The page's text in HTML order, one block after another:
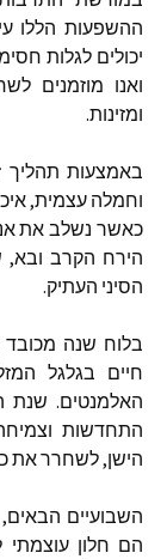
ההשפעות הללו
יכולים לגלות
ואנו מוזמנים
ומזינות.
באמצעות תהליך
וחמלה עצמית,
כאשר נשלב את
הירח הקרב ובא,
הסיני העתיק.
בלוח שנה מכובד
חיים בגלגל
האלמנטים. שנת
התחדשות
הישן,לשחרר את
השבועיים הבאים,
הם חלון עוצמתי